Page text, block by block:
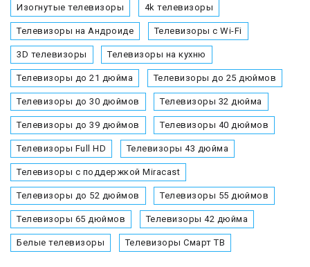
Изогнутые телевизоры 4k телевизоры
Телевизоры на Андроиде Телевизоры с Wi-Fi
3D телевизоры Телевизоры на кухню
Телевизоры до 21 дюйма Телевизоры до 25 дюймов
Телевизоры до 30 дюймов Телевизоры 32 дюйма
Телевизоры до 39 дюймов Телевизоры 40 дюймов
Телевизоры Full HD Телевизоры 43 дюйма
Телевизоры с поддержкой Miracast
Телевизоры до 52 дюймов Телевизоры 55 дюймов
Телевизоры 65 дюймов Телевизоры 42 дюйма
Белые телевизоры Телевизоры Смарт ТВ